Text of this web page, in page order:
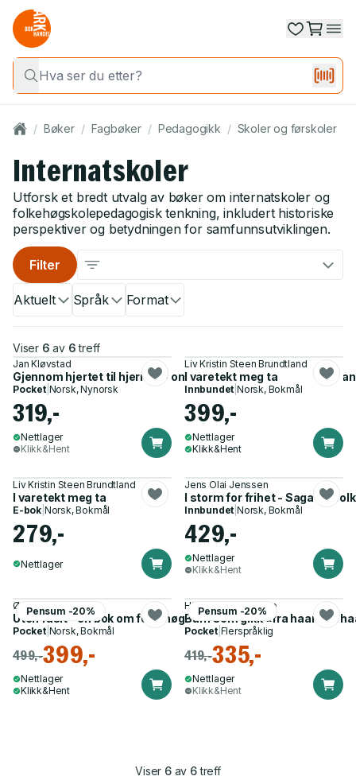
/ Bøker / Fagbøker / Pedagogikk / Skoler og førskoler
Internatskoler
Utforsk et bredt utvalg av bøker om internatskoler og
folkehøgskolepedagogisk tenkning, inkludert historiske
perspektiver og betydningen for samfunnsutviklingen.
Aktuelt Språk Format
Filter
Viser 6 av 6 treff
Jan Kløvstad
Gjennom hjertet til hjernen - om folkehøgskolen, Viggo
Pocket| Norsk, Nynorsk
319,-
Nettlager
Klikk&Hent
Liv Kristin Steen Brundtland
I varetekt meg ta
Innbundet |Norsk, Bokmål
399,-
Nettlager
Klikk&Hent
Liv Kristin Steen Brundtland
I varetekt meg ta
E-bok Norsk, Bokmål
279,-
Nettlager
Jens Olai Jenssen
I storm for frihet - Sagatun
Innbundet |Norsk, Bokmål
429,-
Nettlager
Klikk&Hent
Pensum -20%
Øyvind Brandt
Uten fasit - en bok om folkehøgskolepedagogisk tenkning
Pocket| Norsk, Bokmål
499,-399,-
Nettlager
Klikk&Hent
Pensum -20%
Hilde Gunn Slottemo
Barn som gikk «fra haand til
Pocket| Flerspråklig
419,-335,-
Nettlager
Klikk&Hent
Viser 6av 6treff